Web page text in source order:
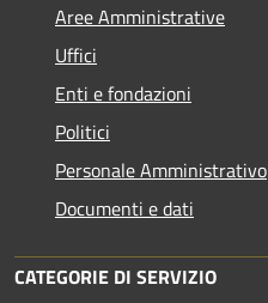
Aree Amministrative
Uffici
Enti e fondazioni
Politici
Personale Amministrativo
Documenti e dati
CATEGORIE DI SERVIZIO